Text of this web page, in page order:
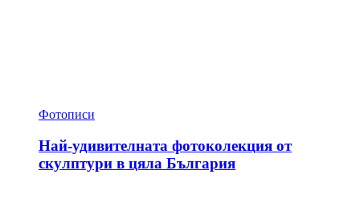
Фотописи
Най-удивителната фотоколекция от
скулптури в цяла България